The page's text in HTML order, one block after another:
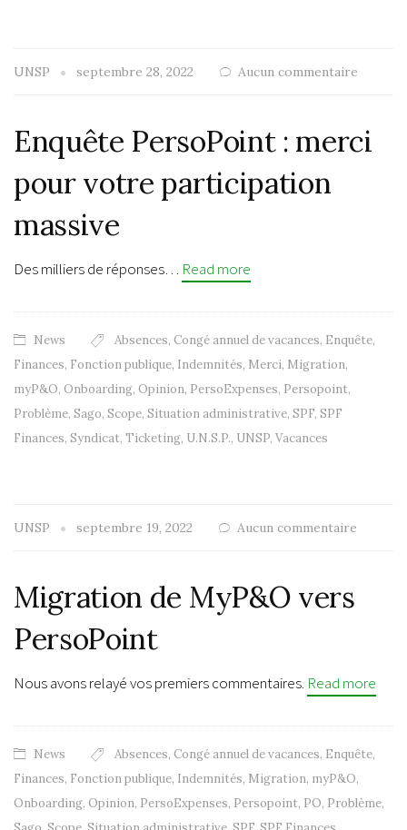
UNSP septembre 28, 2022 Aucun commentaire
Enquête PersoPoint : merci
pour votre participation
massive
Des milliers de réponses… Read more
News Absences, Congé annuel de vacances, Enquête,
Finances, Fonction publique, Indemnités, Merci, Migration,
myP&O, Onboarding, Opinion, PersoExpenses, Persopoint,
Problème, Sago, Scope, Situation administrative, SPF, SPF
Finances, Syndicat, Ticketing, U.N.S.P., UNSP, Vacances
UNSP septembre 19, 2022 Aucun commentaire
Migration de MyP&O vers
PersoPoint
Nous avons relayé vos premiers commentaires. Read more
News Absences, Congé annuel de vacances, Enquête,
Finances, Fonction publique, Indemnités, Migration, myP&O,
Onboarding, Opinion, PersoExpenses, Persopoint, PO, Problème,